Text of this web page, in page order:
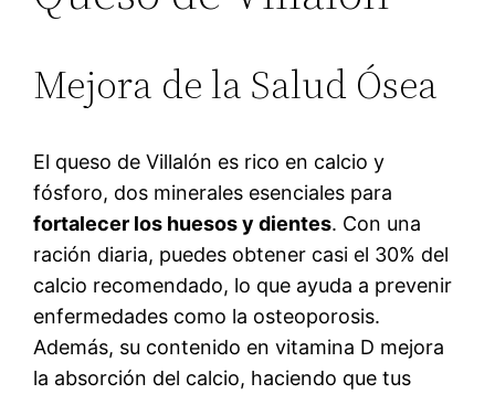
Mejora de la Salud Ósea
El queso de Villalón es rico en calcio y
fósforo, dos minerales esenciales para
fortalecer los huesos y dientes. Con una
ración diaria, puedes obtener casi el 30% del
calcio recomendado, lo que ayuda a prevenir
enfermedades como la osteoporosis.
Además, su contenido en vitamina D mejora
la absorción del calcio, haciendo que tus